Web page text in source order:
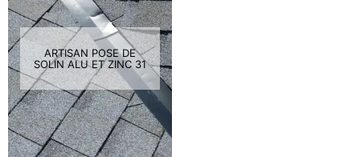
ARTISAN POSE DE
SOLIN ALU ET ZINC 31